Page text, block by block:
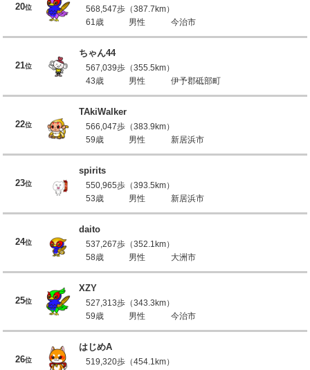
20位
568,547歩（387.7km）
61歳
男性 今治市
21位
ちゃん44
567,039歩（355.5km）
43歳
男性 伊予郡砥部町
22位
TAkiWalker
566,047歩（383.9km）
59歳
男性 新居浜市
23位
spirits
550,965歩（393.5km）
53歳
男性 新居浜市
24位
daito
537,267歩（352.1km）
58歳
男性 大洲市
25位
XZY
527,313歩（343.3km）
59歳
男性 今治市
26位
はじめA
519,320歩（454.1km）